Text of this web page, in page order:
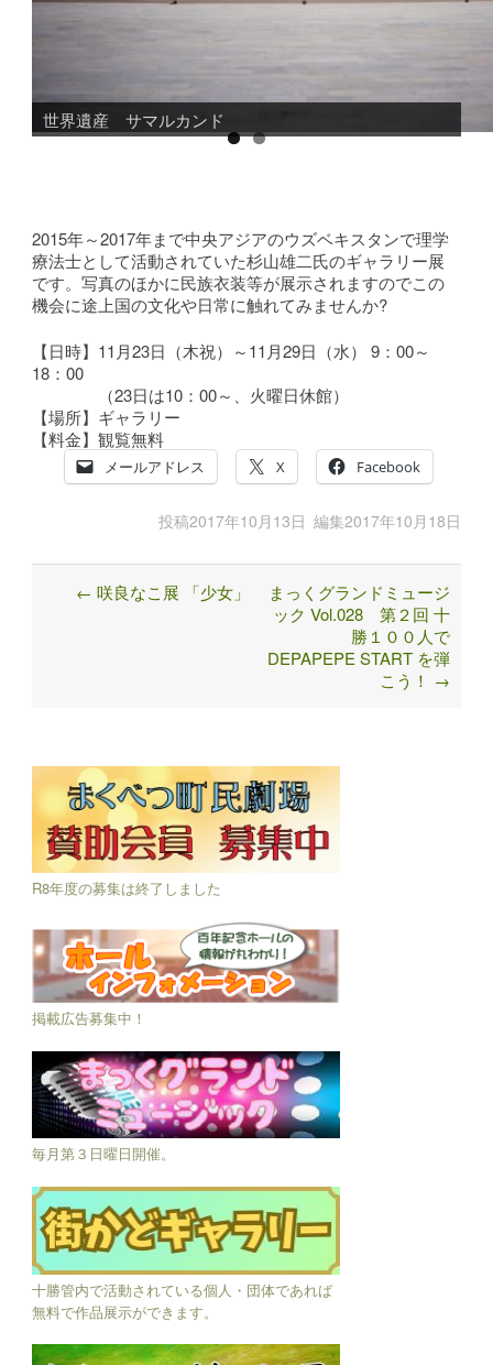
世界遺産 サマルカンド
2015年～2017年まで中央アジアのウズベキスタンで理学
療法士として活動されていた杉山雄二氏のギャラリー展
です。写真のほかに民族衣装等が展示されますのでこの
機会に途上国の文化や日常に触れてみませんか?
【日時】11月23日（木祝）～11月29日（水） 9：00～
18：00
（23日は10：00～、火曜日休館）
【場所】ギャラリー
【料金】観覧無料
メールアドレス X Facebook
投稿2017年10月13日 編集2017年10月18日
Post
← 咲良なこ展 「少女」
まっくグランドミュージ
ック Vol.028 第２回 十
勝１００人で
DEPAPEPE START を弾
こう！ →
R8年度の募集は終了しました
掲載広告募集中！
毎月第３日曜日開催。
十勝管内で活動されている個人・団体であれば
無料で作品展示ができます。